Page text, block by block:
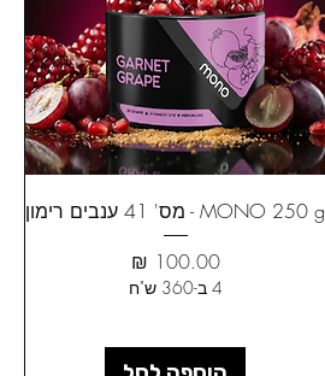
MONO 250 g - מס' 41 ענבים רימון
מחיר‏100.00 ‏₪
4 ב-360 ש"ח